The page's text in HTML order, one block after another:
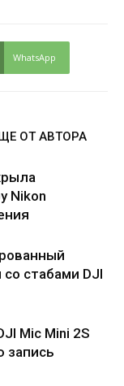
WhatsApp
ОТ АВТОРА
Nikon
стабами DJI
Mic Mini 2S
запись